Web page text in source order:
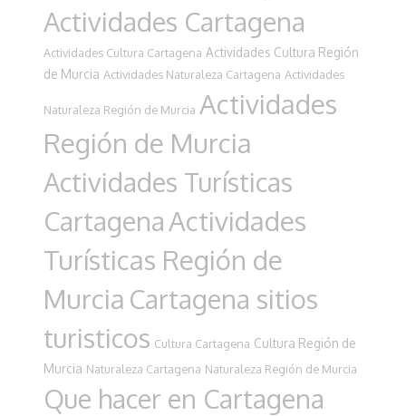
Actividades Cartagena
Actividades Cultura Cartagena Actividades Cultura Región
de Murcia Actividades Naturaleza Cartagena Actividades
Naturaleza Región de Murcia Actividades
Región de Murcia
Actividades Turísticas
CartagenaActividades
Turísticas Región de
Murcia Cartagena sitios
turisticos Cultura Cartagena Cultura Región de
Murcia Naturaleza Cartagena Naturaleza Región de Murcia
Que hacer en Cartagena